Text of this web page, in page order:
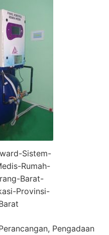
Sistem-
Rumah-
Barat-
Provinsi-
Pengadaan